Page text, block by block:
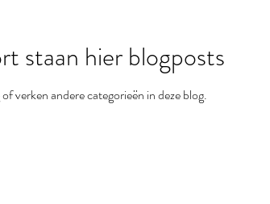
staan hier blogposts
verken andere categorieën in deze blog.